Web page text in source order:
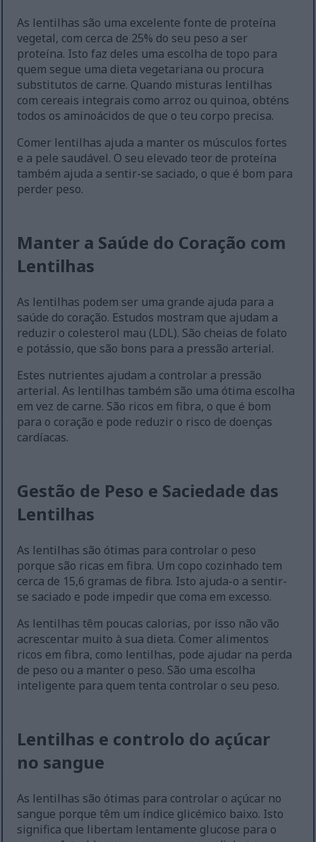
As lentilhas são uma excelente fonte de proteína
vegetal, com cerca de 25% do seu peso a ser
proteína. Isto faz deles uma escolha de topo para
quem segue uma dieta vegetariana ou procura
substitutos de carne. Quando misturas lentilhas
com cereais integrais como arroz ou quinoa, obténs
todos os aminoácidos de que o teu corpo precisa.
Comer lentilhas ajuda a manter os músculos fortes
e a pele saudável. O seu elevado teor de proteína
também ajuda a sentir-se saciado, o que é bom para
perder peso.
Manter a Saúde do Coração com
Lentilhas
As lentilhas podem ser uma grande ajuda para a
saúde do coração. Estudos mostram que ajudam a
reduzir o colesterol mau (LDL). São cheias de folato
e potássio, que são bons para a pressão arterial.
Estes nutrientes ajudam a controlar a pressão
arterial. As lentilhas também são uma ótima escolha
em vez de carne. São ricos em fibra, o que é bom
para o coração e pode reduzir o risco de doenças
cardíacas.
Gestão de Peso e Saciedade das
Lentilhas
As lentilhas são ótimas para controlar o peso
porque são ricas em fibra. Um copo cozinhado tem
cerca de 15,6 gramas de fibra. Isto ajuda-o a sentir-
se saciado e pode impedir que coma em excesso.
As lentilhas têm poucas calorias, por isso não vão
acrescentar muito à sua dieta. Comer alimentos
ricos em fibra, como lentilhas, pode ajudar na perda
de peso ou a manter o peso. São uma escolha
inteligente para quem tenta controlar o seu peso.
Lentilhas e controlo do açúcar
no sangue
As lentilhas são ótimas para controlar o açúcar no
sangue porque têm um índice glicémico baixo. Isto
significa que libertam lentamente glucose para o